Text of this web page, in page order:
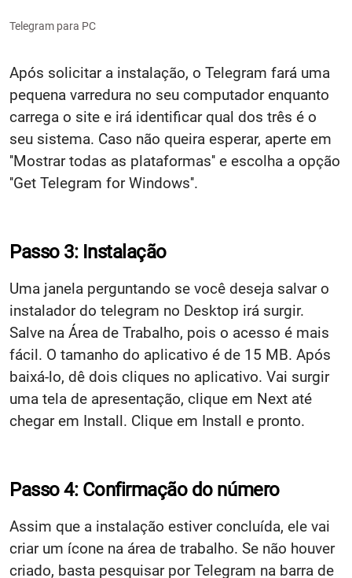
Telegram para PC
Após solicitar a instalação, o Telegram fará uma
pequena varredura no seu computador enquanto
carrega o site e irá identificar qual dos três é o
seu sistema. Caso não queira esperar, aperte em
''Mostrar todas as plataformas'' e escolha a opção
''Get Telegram for Windows''.
Passo 3: Instalação
Uma janela perguntando se você deseja salvar o
instalador do telegram no Desktop irá surgir.
Salve na Área de Trabalho, pois o acesso é mais
fácil. O tamanho do aplicativo é de 15 MB. Após
baixá-lo, dê dois cliques no aplicativo. Vai surgir
uma tela de apresentação, clique em Next até
chegar em Install. Clique em Install e pronto.
Passo 4: Confirmação do número
Assim que a instalação estiver concluída, ele vai
criar um ícone na área de trabalho. Se não houver
criado, basta pesquisar por Telegram na barra de